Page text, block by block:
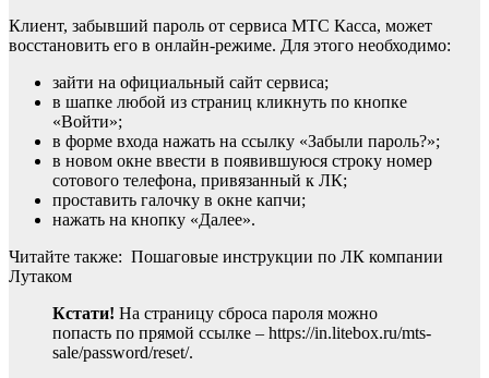
Клиент, забывший пароль от сервиса МТС Касса, может
восстановить его в онлайн-режиме. Для этого необходимо:
зайти на официальный сайт сервиса;
в шапке любой из страниц кликнуть по кнопке
«Войти»;
в форме входа нажать на ссылку «Забыли пароль?»;
в новом окне ввести в появившуюся строку номер
сотового телефона, привязанный к ЛК;
проставить галочку в окне капчи;
нажать на кнопку «Далее».
Читайте также: Пошаговые инструкции по ЛК компании
Лутаком
Кстати! На страницу сброса пароля можно
попасть по прямой ссылке – https://in.litebox.ru/mts-
sale/password/reset/.